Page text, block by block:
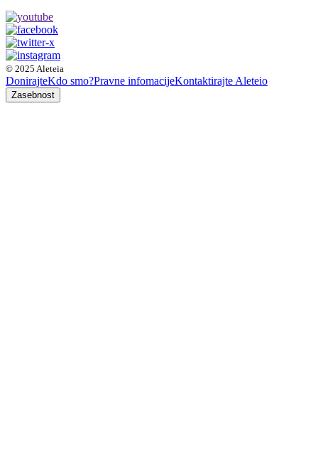
© 2025 Aleteia
DonirajteKdo smo?Pravne infomacijeKontaktirajte Aleteio
Zasebnost